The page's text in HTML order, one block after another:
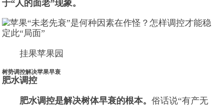
于“人的面老”现象。
挂果苹果园
树势调控解决苹果早衰
肥水调控
肥水调控是解决树体早衰的根本。俗话说“有产无